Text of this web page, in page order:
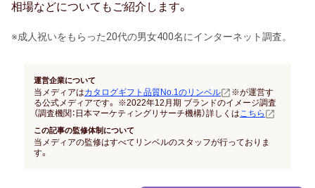
快気祝い（快気内祝い）
高額ギフトの内祝い
就職内祝い
相場などについてもご紹介します。
※成人祝いをもらった20代の男女400名にインターネット調査。
運営企業について
当メディアはカタログギフト品質No.1のリンベル
※が運営す
る公式メディアです。 ※2022年12月期 ブランドのイメージ調査
（調査機関：日本マーケティングリサーチ機構）詳しくはこちら
この記事の監修体制について
当メディアの監修はすべてリンベルのスタッフが行っておりま
す。